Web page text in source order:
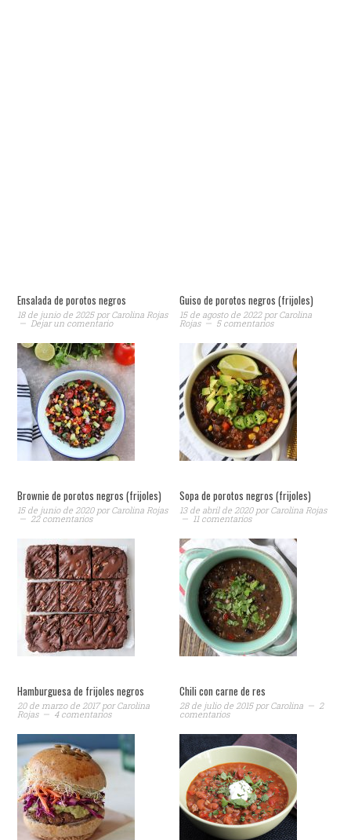
Ensalada de porotos negros
18 de junio de 2025porCarolina Rojas
Dejar un comentario
Guiso de porotos negros (frijoles)
15 de agosto de 2022porCarolina
Rojas 5 comentarios
Brownie de porotos negros (frijoles)
15 de junio de 2020porCarolina Rojas
22 comentarios
Sopa de porotos negros (frijoles)
13 de abril de 2020porCarolina Rojas
11 comentarios
Hamburguesa de frijoles negros
20 de marzo de 2017porCarolina
Rojas 4 comentarios
Chili con carne de res
28 de julio de 2015porCarolina 2
comentarios